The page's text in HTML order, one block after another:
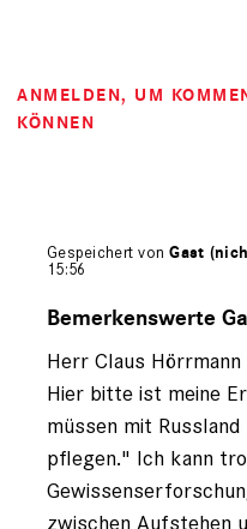
ANMELDEN, UM
KÖNNEN
Gespeichert vonGast
15:56
auf
Leserbrief
Bemerkenswerte
Herr Claus
Hier bitte ist meine
müssen mit
pflegen." Ich kann
zwischen Aufstehen